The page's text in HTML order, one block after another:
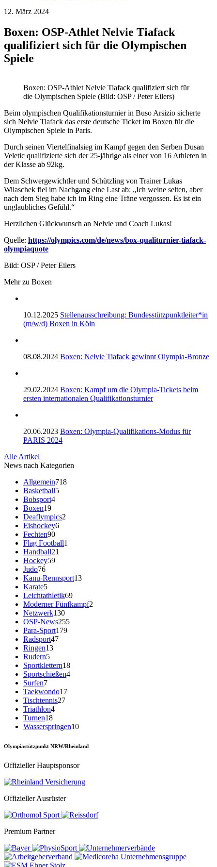
12. März 2024
Boxen: OSP-Athlet Nelvie Tiafack
qualifiziert sich für die Olympischen
Spiele
Boxen: OSP-Athlet Nelvie Tiafack qualifiziert sich für
die Olympischen Spiele (Bild: OSP / Peter Eilers)
Beim olympischen Qualifikationsturnier in Buso Arsizio sicherte
sich Nelvie Tiafack das erste deutsche Ticket im Boxen für die
Olympischen Spiele in Paris.
Durch seinen Viertelfinalsieg im Kampf gegen den Serben Dusan
Veletic qualifizierte sich der 25-jährige als einer von 16 Athleten in
der Klasse ab 92kg.
Dem Schwergewichtler und Schützling von Trainer Lukas
Wilaschek fiel im Nachgang eine Last ab: „Ich weine selten, aber
nach dem Sieg habe ich im Ring eine Träne vergossen. Es ist ein
unglaubliches Gefühl.“
Herzlichen Glückwunsch an Nelvie und Coach Lukas!
Quelle: https://olympics.com/de/news/box-qualiturnier-tiafack-
olympiaquote
Bild: OSP / Peter Eilers
Mehr zu Boxen
10.12.2025 Stellenausschreibung: Bundesstützpunktleiter*in
(m/w/d) Boxen in Köln
08.08.2024 Boxen: Nelvie Tiafack gewinnt Olympia-Bronze
29.02.2024 Boxen: Kampf um die Olympia-Tickets beim
ersten internationalen Qualifikationsturnier
20.06.2023 Boxen: Olympia-Qualifikations-Modus für
PARIS 2024
Alle Artikel
News nach Kategorien
Allgemein718
Basketball5
Bobsport4
Boxen19
Deaflympics2
Eishockey6
Fechten90
Flag Football1
Handball21
Hockey59
Judo76
Kanu-Rennsport13
Karate5
Leichtathletik69
Moderner Fünfkampf2
Netzwerk130
OSP-News255
Para-Sport179
Radsport47
Ringen13
Rudern5
Sportklettern18
Sportschießen4
Surfen7
Taekwondo17
Tischtennis27
Triathlon4
Turnen18
Wasserspringen10
Olympiastützpunkt NRW/Rheinland
Offizieller Hauptsponsor
Offizieller Ausrüster
Premium Partner